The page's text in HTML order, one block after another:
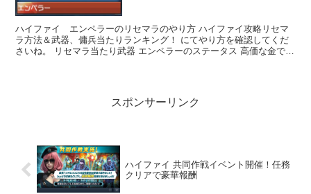
ハイファイ エンペラーのリセマラのやり方 ハイファイ攻略リセマ
ラ方法＆武器、傭兵当たりランキング！ にてやり方を確認してくだ
さいね。 リセマラ当たり武器 エンペラーのステータス 高価な金で銃
スポンサーリンク
ハイファイ 共同作戦イベント開催！任務
クリアで豪華報酬